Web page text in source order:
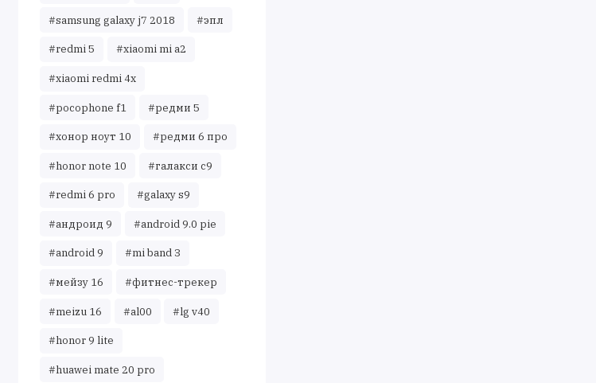
#samsung galaxy j7 2018 #эпл
#redmi 5 #xiaomi mi a2
#xiaomi redmi 4x
#pocophone f1 #редми 5
#хонор ноут 10 #редми 6 про
#honor note 10 #галакси с9
#redmi 6 pro #galaxy s9
#андроид 9 #android 9.0 pie
#android 9 #mi band 3
#мейзу 16 #фитнес-трекер
#meizu 16 #al00 #lg v40
#honor 9 lite
#huawei mate 20 pro